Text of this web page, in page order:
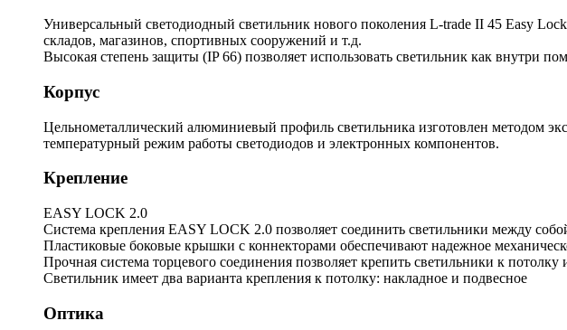
Универсальный светодиодный светильник нового поколения L-trade II 45 Easy
складов, магазинов, спортивных сооружений и т.д.
Высокая степень защиты (IP 66) позволяет использовать светильник как внутри
Корпус
Цельнометаллический алюминиевый профиль светильника изготовлен методом
температурный режим работы светодиодов и электронных компонентов.
Крепление
EASY LOCK 2.0
Система крепления EASY LOCK 2.0 позволяет соединить светильники между
Пластиковые боковые крышки с коннекторами обеспечивают надежное
Прочная система торцевого соединения позволяет крепить светильники к потолку
Светильник имеет два варианта крепления к потолку: накладное и подвесное
Оптика